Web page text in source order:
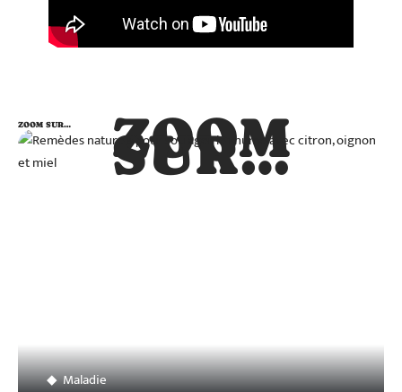
ZOOM
SUR…
ZOOM SUR…
Maladie